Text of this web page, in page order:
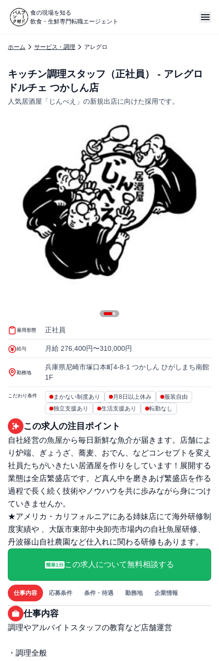
食の現場を知る
飲食・生鮮専門転職エージェント
ホーム サービス・調理 アレグロ
キッチン調理スタッフ（正社員） - アレグロ
ドルチェ つかしん店
人気居酒屋「じんべえ」の新規出店に向けた採用です。
雇用形態 正社員
給与 月給 276,400円〜310,000円
勤務地
兵庫県尼崎市塚口本町4-8-1 つかしん ひがしまち南館
1F
こだわり条件 まかない制度あり 月8日以上休み
服装自由
独立支援あり
生活支援あり 転勤なし
この求人の注目ポイント
自社経営の魚屋から毎日新鮮な魚介が届きます。店舗によ
り炉端、ぎょうざ、蕎麦、おでん、などコンセプトを変え
社員たちがいきたい居酒屋を作りをしています！展開する
業態は全店繁盛店です。ど真ん中を磨きあげ繁盛店を作る
過程で長く続く技術やノウハウを共に歩みながら身につけ
ていきませんか。
★アメリカ・カリフォルニアにある姉妹店にて海外研修制
度実績や 、大阪市東部中央卸売市場内の自社魚屋研修、
丹波篠山自社農園など仕入れに関わる研修もあります。
簡単1分 この求人について無料相談する
仕事内容 応募条件 条件・待遇 勤務地 企業情報
仕事内容
調理やアルバイトスタッフの教育など店舗運営
・調理全般